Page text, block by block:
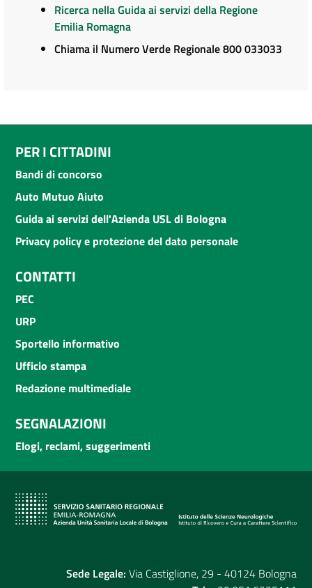
Ricerca nella Guida ai servizi della Regione
Emilia Romagna
Chiama il Numero Verde Regionale 800 033033
PER I CITTADINI
Bandi di concorso
Auto Mutuo Aiuto
Guida ai servizi dell'Azienda USL di Bologna
Privacy policy e protezione del dato personale
CONTATTI
PEC
URP
Sportello informativo
Ufficio stampa
Redazione multimediale
SEGNALAZIONI
Elogi, reclami, suggerimenti
Sede Legale: Via Castiglione, 29 - 40124 Bologna